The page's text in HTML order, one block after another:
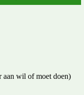
aan wil of moet doen)